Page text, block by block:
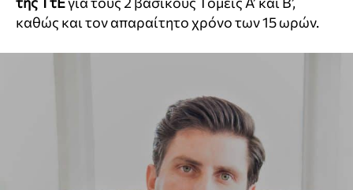
καθώς και τον απαραίτητο χρόνο των 15 ωρών.